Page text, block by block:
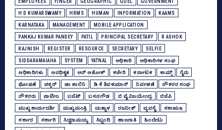
H D KUMARSWAMY HRMS HUMAN INFORMATION KAAMS
KARNATAKA MANAGEMENT MOBILE APPLICATION
PANKAJ KUMAR PANDEY PATIL PRINCIPAL SECRETARY R ASHOK
RAJNISH REGISTER RESOURCE SECRETARY SELFIE
SIDDARAMAIAHA SYSTEM YATNAL ಅಧಿಕಾರಿ ಅಧಿಕಾರಿಗಳ ಸಂಘ
ಅಧಿಕಾರಿಗಳು ಅನಧಿಕೃತ ಆರ್‌ ಅಶೋಕ್‌ ಕಚೇರಿ ಕರ್ನಾಟಕ ಕಾಮ್ಸ್‌ ಗೈರು
ಘೋಷಣೆ ಚಕ್ಕರ್ ಡಾ ಶಾಲಿನಿ ಡಿ ಕೆ ಶಿವಕುಮಾರ್ ನಿರ್ವಹಣೆ ನೌಕರರ ಸಂಘ
ನೌಕರರು ಪಾಟೀಲ ಬಜೆಟ್‌ ಬಸನಗೌಡ ಬಿ ವೈ ವಿಜಯೇಂದ್ರ ಬಿಜೆಪಿ
ಮುಖ್ಯ ಕಾರ್ಯದರ್ಶಿ ಮುಖ್ಯಮಂತ್ರಿ ಯತ್ನಾಳ ರಜನೀಶ್‌ ವ್ಯವಸ್ಥೆ ಸಕಾಋಇ
ಸರ್ಕಾರ ಸರ್ಕಾರಿ ಸಿದ್ದರಾಮಯ್ಯ ಸಿಬ್ಬಂದಿ ಹಾಜರಾತಿ ಹಿಂದೇಟು